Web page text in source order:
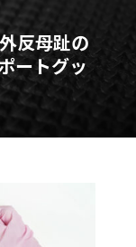
反母趾の
ートグッ